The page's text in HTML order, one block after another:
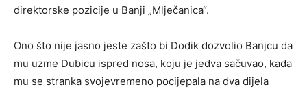
direktorske pozicije u Banji „Mlječanica“.
Ono što nije jasno jeste zašto bi Dodik dozvolio Banjcu da
mu uzme Dubicu ispred nosa, koju je jedva sačuvao, kada
mu se stranka svojevremeno pocijepala na dva dijela